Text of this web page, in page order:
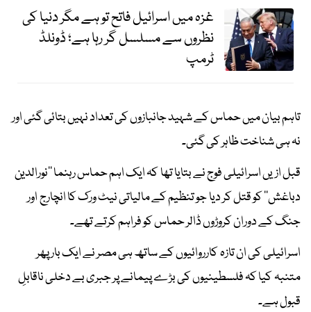
غزہ میں اسرائیل فاتح تو ہے مگر دنیا کی
نظروں سے مسلسل گر رہا ہے؛ ڈونلڈ
ٹرمپ
تاہم بیان میں حماس کے شہید جانبازوں کی تعداد نہیں بتائی گئی اور
نہ ہی شناخت ظاہر کی گئی۔
قبل ازیں اسرائیلی فوج نے بتایا تھا کہ ایک اہم حماس رہنما ’’نورالدین
دباغش‘‘ کو قتل کر دیا جو تنظیم کے مالیاتی نیٹ ورک کا انچارج اور
جنگ کے دوران کروڑوں ڈالر حماس کو فراہم کرتے تھے۔
اسرائیلی کی ان تازہ کارروائیوں کے ساتھ ہی مصر نے ایک بار پھر
متنبہ کیا کہ فلسطینیوں کی بڑے پیمانے پر جبری بے دخلی ناقابلِ
قبول ہے۔